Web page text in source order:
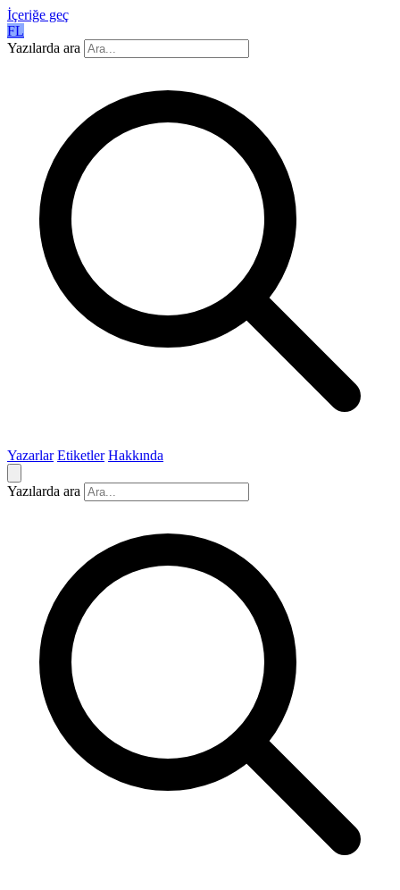
İçeriğe geç
FL
Yazılarda ara
Yazarlar Etiketler Hakkında
Yazılarda ara